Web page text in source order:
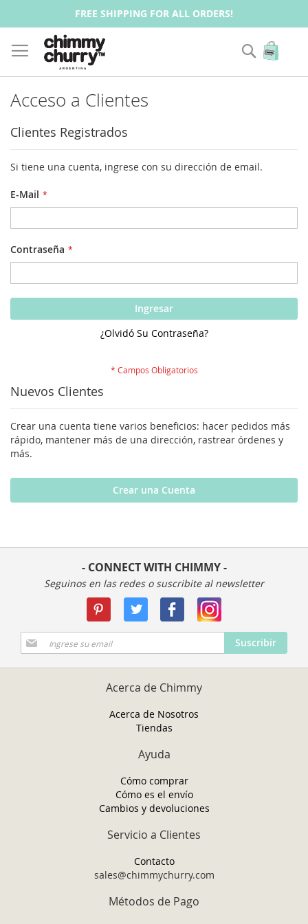
FREE SHIPPING FOR ALL ORDERS!
Buscar
Acceso a Clientes
Clientes Registrados
Si tiene una cuenta, ingrese con su dirección de email.
E-Mail
Contraseña
Ingresar
¿Olvidó Su Contraseña?
Nuevos Clientes
Crear una cuenta tiene varios beneficios: hacer pedidos más
rápido, mantener más de una dirección, rastrear órdenes y
más.
Crear una Cuenta
- CONNECT WITH CHIMMY -
Seguinos en las redes o suscribite al newsletter
Suscríbase
a
Nuestro
Suscribir
Acerca de Chimmy
Acerca de Nosotros
Tiendas
Ayuda
Cómo comprar
Cómo es el envío
Cambios y devoluciones
Servicio a Clientes
Contacto
sales@chimmychurry.com
Métodos de Pago